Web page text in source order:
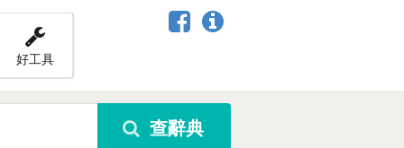
好工具
查辭典